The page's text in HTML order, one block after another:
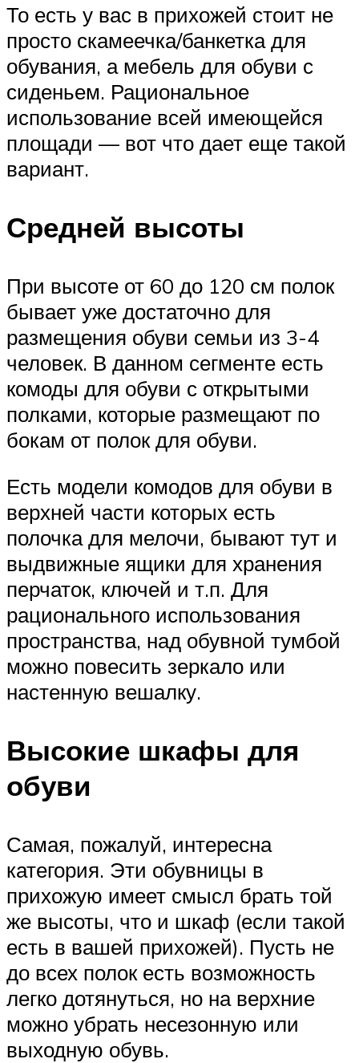
То есть у вас в прихожей стоит не
просто скамеечка/банкетка для
обувания, а мебель для обуви с
сиденьем. Рациональное
использование всей имеющейся
площади — вот что дает еще такой
вариант.
Средней высоты
При высоте от 60 до 120 см полок
бывает уже достаточно для
размещения обуви семьи из 3-4
человек. В данном сегменте есть
комоды для обуви с открытыми
полками, которые размещают по
бокам от полок для обуви.
Есть модели комодов для обуви в
верхней части которых есть
полочка для мелочи, бывают тут и
выдвижные ящики для хранения
перчаток, ключей и т.п. Для
рационального использования
пространства, над обувной тумбой
можно повесить зеркало или
настенную вешалку.
Высокие шкафы для
обуви
Самая, пожалуй, интересна
категория. Эти обувницы в
прихожую имеет смысл брать той
же высоты, что и шкаф (если такой
есть в вашей прихожей). Пусть не
до всех полок есть возможность
легко дотянуться, но на верхние
можно убрать несезонную или
выходную обувь.